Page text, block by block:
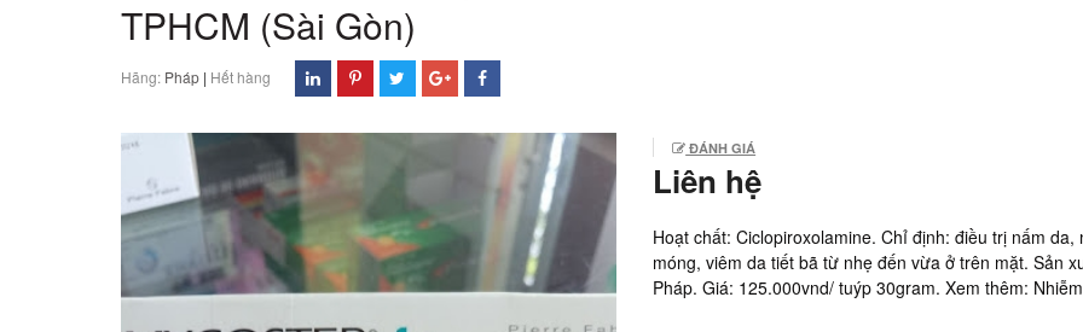
TPHCM (Sài Gòn)
Hãng: Pháp| Hết hàng
ĐÁNH GIÁ
Liên hệ
Hoạt chất: Ciclopiroxolamine. Chỉ định: điều trị nấm da,
móng, viêm da tiết bã từ nhẹ đến vừa ở trên mặt. Sản
Pháp. Giá: 125.000vnd/ tuýp 30gram. Xem thêm: